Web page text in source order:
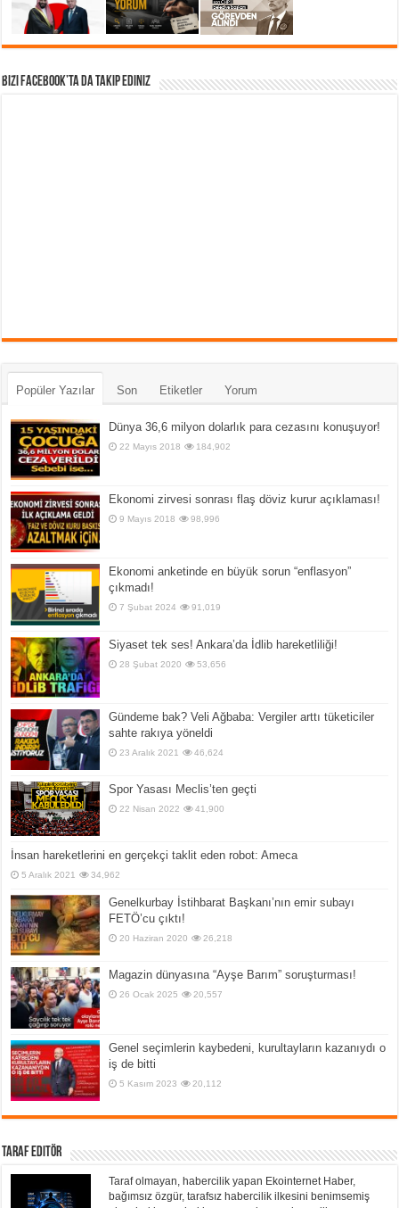
Bizi Facebook’ta da takip Ediniz
Popüler Yazılar Son Etiketler Yorum
Dünya 36,6 milyon dolarlık para cezasını konuşuyor!
22 Mayıs 2018 184,902
Ekonomi zirvesi sonrası flaş döviz kurur açıklaması!
9 Mayıs 2018 98,996
Ekonomi anketinde en büyük sorun “enflasyon”
çıkmadı!
7 Şubat 2024 91,019
Siyaset tek ses! Ankara’da İdlib hareketliliği!
28 Şubat 2020 53,656
Gündeme bak? Veli Ağbaba: Vergiler arttı tüketiciler
sahte rakıya yöneldi
23 Aralık 2021 46,624
Spor Yasası Meclis’ten geçti
22 Nisan 2022 41,900
İnsan hareketlerini en gerçekçi taklit eden robot: Ameca
5 Aralık 2021 34,962
Genelkurbay İstihbarat Başkanı’nın emir subayı
FETÖ’cu çıktı!
20 Haziran 2020 26,218
Magazin dünyasına “Ayşe Barım” soruşturması!
26 Ocak 2025 20,557
Genel seçimlerin kaybedeni, kurultayların kazanıydı o
iş de bitti
5 Kasım 2023 20,112
Taraf Editör
Taraf olmayan, habercilik yapan Ekointernet Haber,
bağımsız özgür, tarafsız habercilik ilkesini benimsemiş